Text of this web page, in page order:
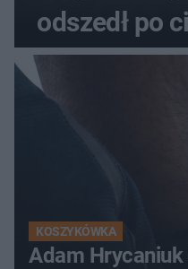
odszedł po
KOSZYKÓWKA
Adam